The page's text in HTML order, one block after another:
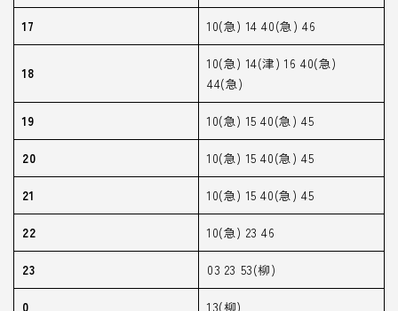
17 10(急) 14 40(急) 46
18
10(急) 14(津) 16 40(急)
44(急)
19 10(急) 15 40(急) 45
20 10(急) 15 40(急) 45
21 10(急) 15 40(急) 45
22 10(急) 23 46
23 03 23 53(柳)
0 13(柳)